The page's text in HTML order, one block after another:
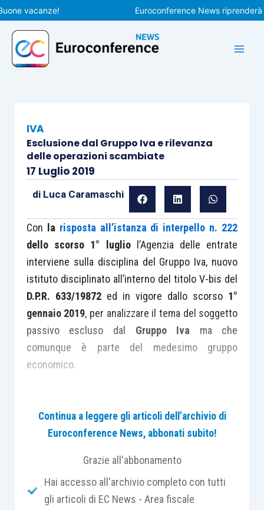
Vai
al
contenuto
vacanze! Euroconference News riprenderà le
IVA
Esclusione dal Gruppo Iva e rilevanza
delle operazioni scambiate
17 Luglio 2019
di Luca Caramaschi
Con la risposta all’istanza di interpello n. 222
dello scorso 1° lugliol’Agenzia delle entrate
interviene sulla disciplina del Gruppo Iva, nuovo
istituto disciplinato all’interno del titolo V-bis del
D.P.R. 633/19872ed in vigore dallo scorso 1°
gennaio 2019, per analizzare il tema del soggetto
passivo escluso dal Gruppo Iva ma che
comunque è parte del medesimo gruppo
economico.
analizza quella che è laprincipale peculiaritàdel
Gruppo Iva, ovvero l’assunzione della qualifica di
partecipano all’istituto, sia per le operazioni
effettuate nei confronti dei medesimi soggetti.
Continua a leggere gli articoli dell’archivio di
Euroconference News, abbonati subito!
Grazie all'abbonamento
Hai accesso all'archivio completo con tutti
gli articoli di EC News - Area fiscale